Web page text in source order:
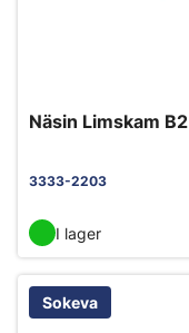
Näsin Limskam B2
3333-2203
I lager
Sokeva